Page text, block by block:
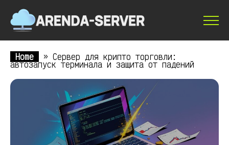
Home » Сервер для крипто торговли:
автозапуск терминала и защита от падений